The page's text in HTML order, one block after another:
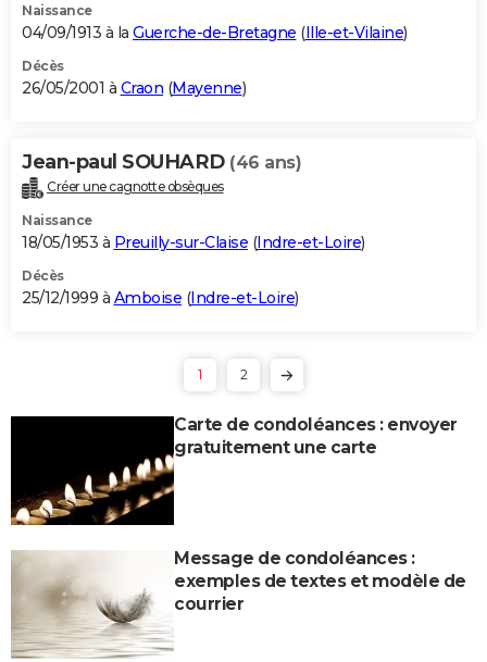
Naissance
04/09/1913 à la Guerche-de-Bretagne (Ille-et-Vilaine)
Décès
26/05/2001 à Craon (Mayenne)
Jean-paul SOUHARD (46 ans)
Créer une cagnotte obsèques
Naissance
18/05/1953 à Preuilly-sur-Claise (Indre-et-Loire)
Décès
25/12/1999 à Amboise (Indre-et-Loire)
1 2
Carte de condoléances : envoyer
gratuitement une carte
Message de condoléances :
exemples de textes et modèle de
courrier